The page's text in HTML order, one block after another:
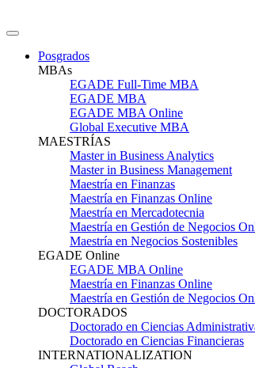
Posgrados
MBAs
EGADE Full-Time MBA
EGADE MBA
EGADE MBA Online
Global Executive MBA
MAESTRÍAS
Master in Business Analytics
Master in Business Management
Maestría en Finanzas
Maestría en Finanzas Online
Maestría en Mercadotecnia
Maestría en Gestión de Negocios
Maestría en Negocios Sostenibles
EGADE Online
EGADE MBA Online
Maestría en Finanzas Online
Maestría en Gestión de Negocios
DOCTORADOS
Doctorado en Ciencias
Doctorado en Ciencias Financieras
INTERNATIONALIZATION